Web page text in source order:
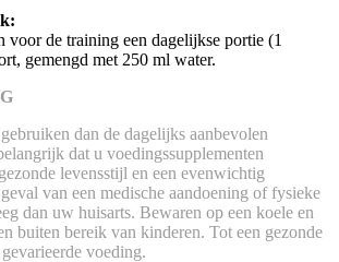
voor de training een dagelijkse portie (1
gemengd met 250 ml water.
dan de dagelijks aanbevolen
dat u voedingssupplementen
levensstijl en een evenwichtig
van een medische aandoening of fysieke
dan uw huisarts. Bewaren op een koele en
buiten bereik van kinderen. Tot een gezonde
voeding.